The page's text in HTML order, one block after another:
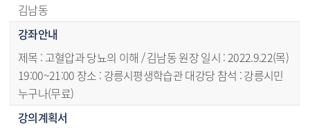
김남동
강좌안내
제목 : 고혈압과 당뇨의 이해 / 김남동 원장 일시 : 2022.9.22(목)
19:00~21:00 장소 : 강릉시평생학습관 대강당 참석 : 강릉시민
누구나(무료)
강의계획서